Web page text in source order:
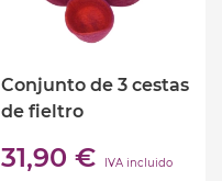
Conjunto de 3 cestas
de fieltro
31,90 € IVA incluido